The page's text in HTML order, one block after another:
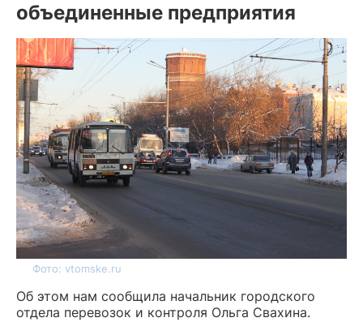
объединенные предприятия
Фото: vtomske.ru
Об этом нам сообщила начальник городского
отдела перевозок и контроля Ольга Свахина.